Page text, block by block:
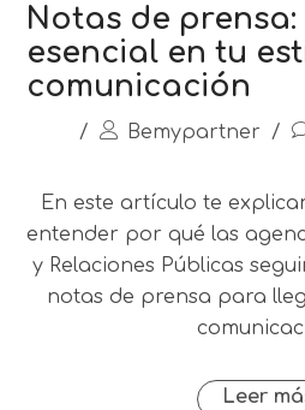
Notas de
esencial en tu
comunicación
/ Bemypartner /
En este artículo te
entender por qué las
y Relaciones Públicas
notas de prensa para
Leer